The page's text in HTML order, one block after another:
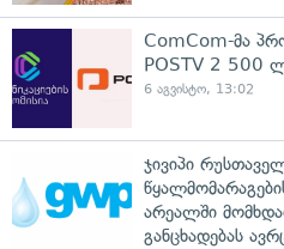
ComCom-მა
POSTV 2 500
6 აგვისტო, 13:02
ჯივიპი
არეალში
განცხადებას